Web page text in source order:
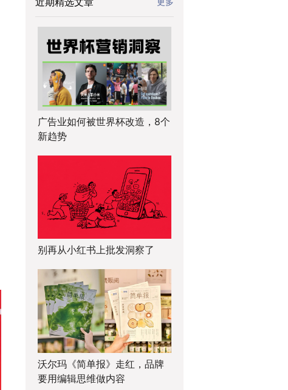
广告业如何被世界杯改造，8个
新趋势
别再从小红书上批发洞察了
沃尔玛《简单报》走红，品牌
要用编辑思维做内容